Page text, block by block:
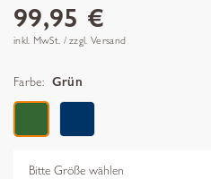
99,95 €
inkl. MwSt. / zzgl. Versand
Farbe: Grün